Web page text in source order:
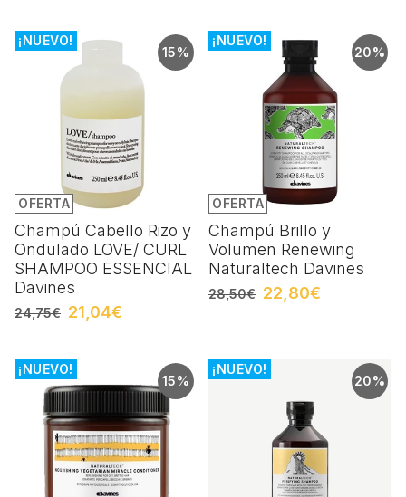
15%
OFERTA
¡NUEVO!
Champú Cabello Rizo y
Ondulado LOVE/ CURL
SHAMPOO ESSENCIAL
Davines
24,75€ 21,04€
20%
OFERTA
¡NUEVO!
Champú Brillo y
Volumen Renewing
Naturaltech Davines
28,50€ 22,80€
15%
¡NUEVO!
20%
¡NUEVO!